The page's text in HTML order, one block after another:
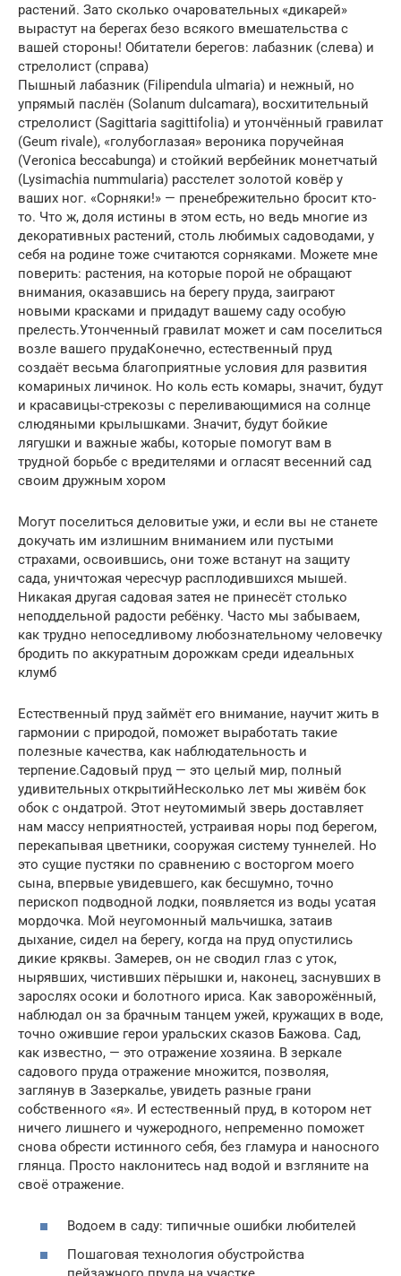
растений. Зато сколько очаровательных «дикарей»
вырастут на берегах безо всякого вмешательства с
вашей стороны! Обитатели берегов: лабазник (слева) и
стрелолист (справа)
Пышный лабазник (Filipendula ulmaria) и нежный, но
упрямый паслён (Solanum dulcamara), восхитительный
стрелолист (Sagittaria sagittifolia) и утончённый гравилат
(Geum rivale), «голубоглазая» вероника поручейная
(Veronica beccabunga) и стойкий вербейник монетчатый
(Lysimachia nummularia) расстелет золотой ковёр у
ваших ног. «Сорняки!» — пренебрежительно бросит кто-
то. Что ж, доля истины в этом есть, но ведь многие из
декоративных растений, столь любимых садоводами, у
себя на родине тоже считаются сорняками. Можете мне
поверить: растения, на которые порой не обращают
внимания, оказавшись на берегу пруда, заиграют
новыми красками и придадут вашему саду особую
прелесть.Утонченный гравилат может и сам поселиться
возле вашего прудаКонечно, естественный пруд
создаёт весьма благоприятные условия для развития
комариных личинок. Но коль есть комары, значит, будут
и красавицы-стрекозы с переливающимися на солнце
слюдяными крылышками. Значит, будут бойкие
лягушки и важные жабы, которые помогут вам в
трудной борьбе с вредителями и огласят весенний сад
своим дружным хором
Могут поселиться деловитые ужи, и если вы не станете
докучать им излишним вниманием или пустыми
страхами, освоившись, они тоже встанут на защиту
сада, уничтожая чересчур расплодившихся мышей.
Никакая другая садовая затея не принесёт столько
неподдельной радости ребёнку. Часто мы забываем,
как трудно непоседливому любознательному человечку
бродить по аккуратным дорожкам среди идеальных
клумб
Естественный пруд займёт его внимание, научит жить в
гармонии с природой, поможет выработать такие
полезные качества, как наблюдательность и
терпение.Садовый пруд — это целый мир, полный
удивительных открытийНесколько лет мы живём бок
обок с ондатрой. Этот неутомимый зверь доставляет
нам массу неприятностей, устраивая норы под берегом,
перекапывая цветники, сооружая систему туннелей. Но
это сущие пустяки по сравнению с восторгом моего
сына, впервые увидевшего, как бесшумно, точно
перископ подводной лодки, появляется из воды усатая
мордочка. Мой неугомонный мальчишка, затаив
дыхание, сидел на берегу, когда на пруд опустились
дикие кряквы. Замерев, он не сводил глаз с уток,
нырявших, чистивших пёрышки и, наконец, заснувших в
зарослях осоки и болотного ириса. Как заворожённый,
наблюдал он за брачным танцем ужей, кружащих в воде,
точно ожившие герои уральских сказов Бажова. Сад,
как известно, — это отражение хозяина. В зеркале
садового пруда отражение множится, позволяя,
заглянув в Зазеркалье, увидеть разные грани
собственного «я». И естественный пруд, в котором нет
ничего лишнего и чужеродного, непременно поможет
снова обрести истинного себя, без гламура и наносного
глянца. Просто наклонитесь над водой и взгляните на
своё отражение.
Водоем в саду: типичные ошибки любителей
Пошаговая технология обустройства